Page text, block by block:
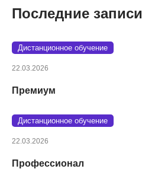
Последние записи
Дистанционное обучение
22.03.2026
Премиум
Дистанционное обучение
22.03.2026
Профессионал